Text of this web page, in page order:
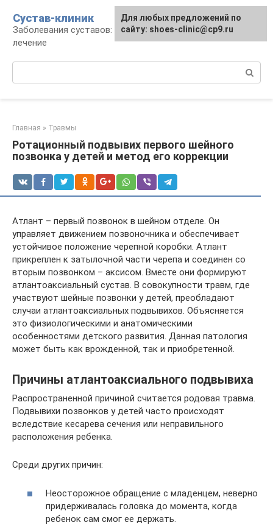
контенту
Сустав-клиник
Заболевания суставов: профилактика и
лечение
Главная » Травмы
Ротационный подвывих первого шейного
позвонка у детей и метод его коррекции
Атлант – первый позвонок в шейном отделе. Он
управляет движением позвоночника и обеспечивает
устойчивое положение черепной коробки. Атлант
прикреплен к затылочной части черепа и соединен со
вторым позвонком – аксисом. Вместе они формируют
атлантоаксиальный сустав. В совокупности травм, где
участвуют шейные позвонки у детей, преобладают
случаи атлантоаксиальных подвывихов. Объясняется
это физиологическими и анатомическими
особенностями детского развития. Данная патология
может быть как врожденной, так и приобретенной.
Причины атлантоаксиального подвывиха
Распространенной причиной считается родовая травма.
Подвывихи позвонков у детей часто происходят
вследствие кесарева сечения или неправильного
расположения ребенка.
Среди других причин:
Неосторожное обращение с младенцем, неверно
придерживалась головка до момента, когда
ребенок сам смог ее держать.
Для любых предложений по
сайту: shoes-clinic@cp9.ru